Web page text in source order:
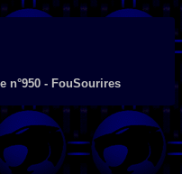
n°950 - FouSourires